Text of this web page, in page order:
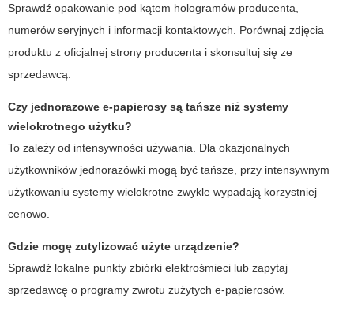
Sprawdź opakowanie pod kątem hologramów producenta,
numerów seryjnych i informacji kontaktowych. Porównaj zdjęcia
produktu z oficjalnej strony producenta i skonsultuj się ze
sprzedawcą.
Czy jednorazowe e-papierosy są tańsze niż systemy
wielokrotnego użytku?
To zależy od intensywności używania. Dla okazjonalnych
użytkowników jednorazówki mogą być tańsze, przy intensywnym
użytkowaniu systemy wielokrotne zwykle wypadają korzystniej
cenowo.
Gdzie mogę zutylizować użyte urządzenie?
Sprawdź lokalne punkty zbiórki elektrośmieci lub zapytaj
sprzedawcę o programy zwrotu zużytych e-papierosów.